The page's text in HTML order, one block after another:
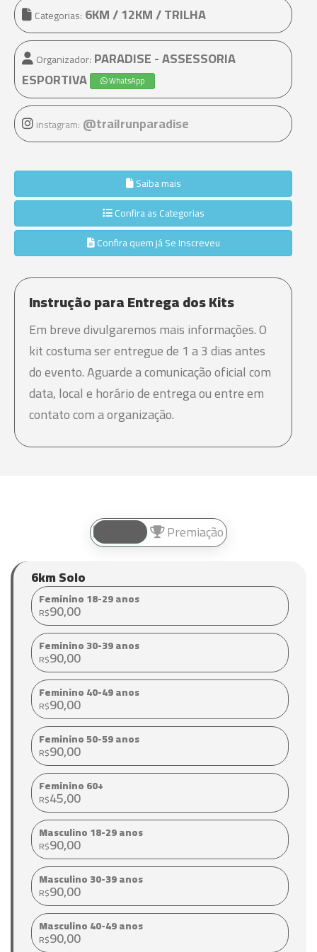
Categorias: 6KM / 12KM / TRILHA
Organizador: PARADISE - ASSESSORIA
ESPORTIVA
WhatsApp
instagram: @trailrunparadise
Saiba mais
Confira as Categorias
Confira quem já Se Inscreveu
Instrução para Entrega dos Kits
Em breve divulgaremos mais informações. O
kit costuma ser entregue de 1 a 3 dias antes
do evento. Aguarde a comunicação oficial com
data, local e horário de entrega ou entre em
contato com a organização.
Valores
Premiação
6km Solo
Feminino 18-29 anos
R$90,00
Feminino 30-39 anos
R$90,00
Feminino 40-49 anos
R$90,00
Feminino 50-59 anos
R$90,00
Feminino 60+
R$45,00
Masculino 18-29 anos
R$90,00
Masculino 30-39 anos
R$90,00
Masculino 40-49 anos
R$90,00